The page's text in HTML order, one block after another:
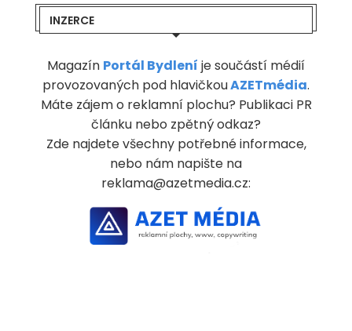
INZERCE
Magazín Portál Bydlení je součástí médií
provozovaných pod hlavičkouAZETmédia.
Máte zájem o reklamní plochu? Publikaci PR
článku nebo zpětný odkaz?
Zde najdete všechny potřebné informace,
nebo nám napište na
reklama@azetmedia.cz: